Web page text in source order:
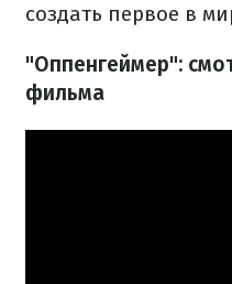
создать первое в
"Оппенгеймер":
фильма